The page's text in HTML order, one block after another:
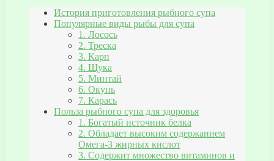
История приготовления рыбного супа
Популярные виды рыбы для супа
1. Лосось
2. Треска
3. Карп
4. Щука
5. Минтай
6. Окунь
7. Карась
Польза рыбного супа для здоровья
1. Богатый источник белка
2. Обладает высоким содержанием
Омега-3 жирных кислот
3. Содержит множество витаминов и